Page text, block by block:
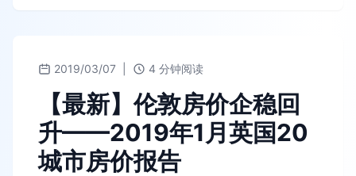
2019/03/07 4 分钟阅读
【最新】伦敦房价企稳回
升——2019年1月英国20
城市房价报告